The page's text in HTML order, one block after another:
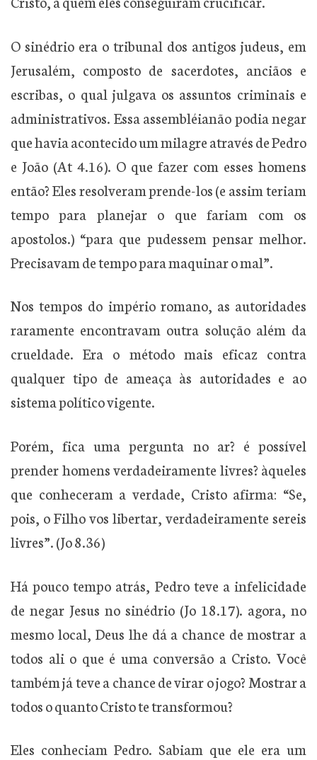
O sinédrio era o tribunal dos antigos judeus, em
Jerusalém, composto de sacerdotes, anciãos e
escribas, o qual julgava os assuntos criminais e
administrativos. Essa assembléianão podia negar
que havia acontecido um milagre através de Pedro
e João (At 4.16). O que fazer com esses homens
então? Eles resolveram prende-los (e assim teriam
tempo para planejar o que fariam com os
apostolos.) “para que pudessem pensar melhor.
Precisavam de tempo para maquinar o mal”.
Nos tempos do império romano, as autoridades
raramente encontravam outra solução além da
crueldade. Era o método mais eficaz contra
qualquer tipo de ameaça às autoridades e ao
sistema político vigente.
Porém, fica uma pergunta no ar? é possível
prender homens verdadeiramente livres? àqueles
que conheceram a verdade, Cristo afirma: “Se,
pois, o Filho vos libertar, verdadeiramente sereis
livres”. (Jo 8.36)
Há pouco tempo atrás, Pedro teve a infelicidade
de negar Jesus no sinédrio (Jo 18.17). agora, no
mesmo local, Deus lhe dá a chance de mostrar a
todos ali o que é uma conversão a Cristo. Você
também já teve a chance de virar o jogo? Mostrar a
todos o quanto Cristo te transformou?
Eles conheciam Pedro. Sabiam que ele era um